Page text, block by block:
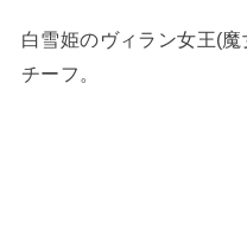
白雪姫のヴィラン女王(
チーフ。